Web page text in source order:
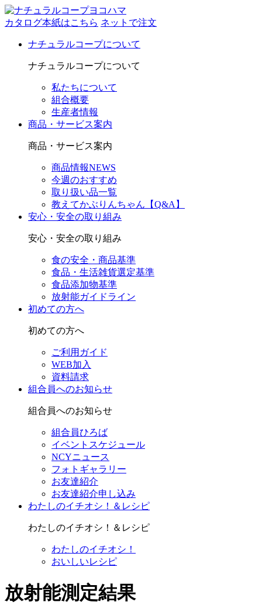
カタログ本紙はこちら ネットで注文
ナチュラルコープについて
ナチュラルコープについて
私たちについて
組合概要
生産者情報
商品・サービス案内
商品・サービス案内
商品情報NEWS
今週のおすすめ
取り扱い品一覧
教えてかぶりんちゃん【Q&A】
安心・安全の取り組み
安心・安全の取り組み
食の安全・商品基準
食品・生活雑貨選定基準
食品添加物基準
放射能ガイドライン
初めての方へ
初めての方へ
ご利用ガイド
WEB加入
資料請求
組合員へのお知らせ
組合員へのお知らせ
組合員ひろば
イベントスケジュール
NCYニュース
フォトギャラリー
お友達紹介
お友達紹介申し込み
わたしのイチオシ！＆レシピ
わたしのイチオシ！＆レシピ
わたしのイチオシ！
おいしいレシピ
放射能測定結果